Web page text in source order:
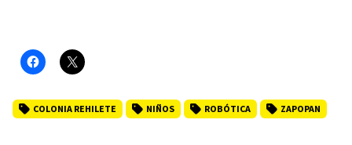
COLONIA REHILETE NIÑOS ROBÓTICA ZAPOPAN